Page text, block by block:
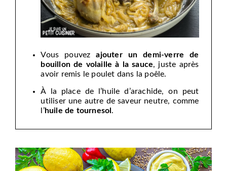
Vous pouvezajouter un demi-verre de
bouillon de volaille à la sauce, juste après
avoir remis le poulet dans la poêle.
À la place de l’huile d’arachide, on peut
utiliser une autre de saveur neutre, comme
l’huile de tournesol .